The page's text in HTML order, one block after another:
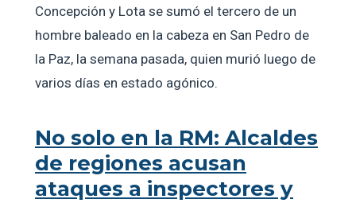
Concepción y Lota se sumó el tercero de un
hombre baleado en la cabeza en San Pedro de
la Paz, la semana pasada, quien murió luego de
varios días en estado agónico.
No solo en la RM: Alcaldes
de regiones acusan
ataques a inspectores y